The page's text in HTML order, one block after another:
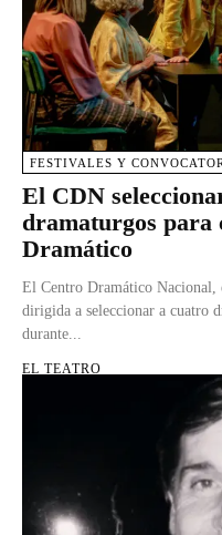
FESTIVALES Y
El CDN
dramaturgos para
Dramático
El Centro Dramático Nacional,
dirigida a seleccionar a cuatro
durante...
EL TEATRO